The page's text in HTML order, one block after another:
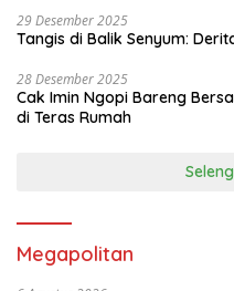
29 Desember 2025
Tangis di Balik Senyum:
28 Desember 2025
Cak Imin Ngopi Bareng
di Teras Rumah
Megapolitan